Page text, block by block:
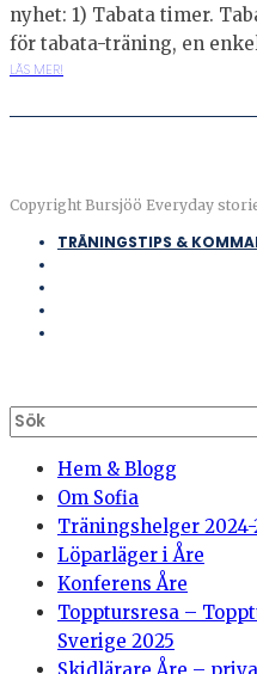
nyhet: 1) Tabata timer.
för tabata-träning, en
LÄS MER!
Copyright Bursjöö Everyday
TRÄNINGSTIPS &
Hem & Blogg
Om Sofia
Träningshelger 2024-
Löparläger i Åre
Konferens Åre
Topptursresa –
Sverige 2025